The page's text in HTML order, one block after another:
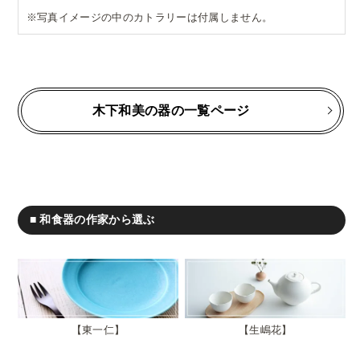
※写真イメージの中のカトラリーは付属しません。
木下和美の器の一覧ページ
■ 和食器の作家から選ぶ
東一仁 生嶋花